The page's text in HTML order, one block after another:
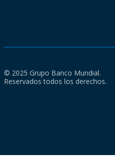
© 2025 Grupo Banco Mundial.
Reservados todos los derechos.